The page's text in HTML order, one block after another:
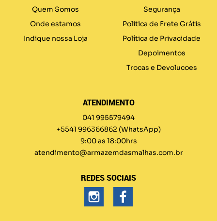
Quem Somos
Onde estamos
Indique nossa Loja
Segurança
Politica de Frete Grátis
Política de Privacidade
Depoimentos
Trocas e Devolucoes
ATENDIMENTO
041 995579494
+5541 996366862 (WhatsApp)
9:00 as 18:00hrs
atendimento@armazemdasmalhas.com.br
REDES SOCIAIS